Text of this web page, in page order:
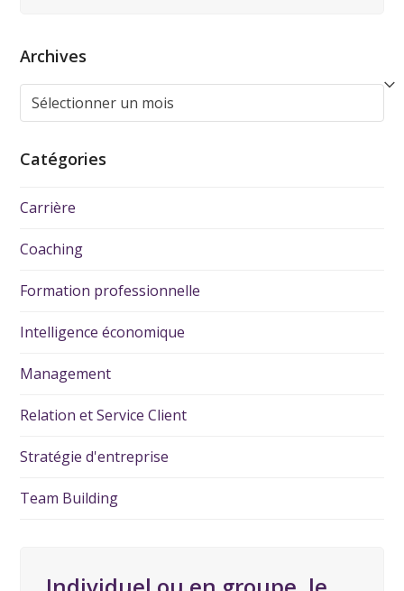
Archives
Catégories
Carrière
Coaching
Formation professionnelle
Intelligence économique
Management
Relation et Service Client
Stratégie d'entreprise
Team Building